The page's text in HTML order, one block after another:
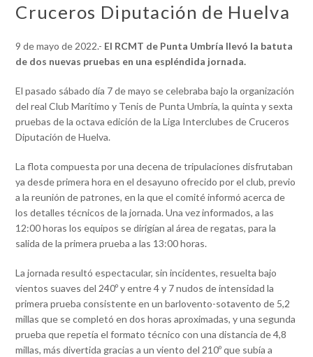
Cruceros Diputación de Huelva
9 de mayo de 2022.- El RCMT de Punta Umbría llevó la batuta
de dos nuevas pruebas en una espléndida jornada.
El pasado sábado día 7 de mayo se celebraba bajo la organización
del real Club Marítimo y Tenis de Punta Umbría, la quinta y sexta
pruebas de la octava edición de la Liga Interclubes de Cruceros
Diputación de Huelva.
La flota compuesta por una decena de tripulaciones disfrutaban
ya desde primera hora en el desayuno ofrecido por el club, previo
a la reunión de patrones, en la que el comité informó acerca de
los detalles técnicos de la jornada. Una vez informados, a las
12:00 horas los equipos se dirigían al área de regatas, para la
salida de la primera prueba a las 13:00 horas.
La jornada resultó espectacular, sin incidentes, resuelta bajo
vientos suaves del 240º y entre 4 y 7 nudos de intensidad la
primera prueba consistente en un barlovento-sotavento de 5,2
millas que se completó en dos horas aproximadas, y una segunda
prueba que repetía el formato técnico con una distancia de 4,8
millas, más divertida gracias a un viento del 210º que subía a